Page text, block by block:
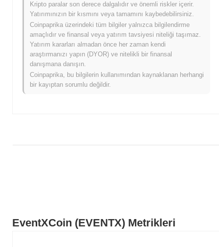
EventXCoin (EVENTX) Metrikleri
EventXCoin şu anda ATH'sinin ~5.36% altında işlem görüyor .
EventXCoin, daha geniş kripto piyasasıyla
karşılaştırıldığında nasıl performans gösteriyor?
Son 7 günde EventXCoin0.00%kazandı, genel kripto
piyasasından 0.42%düşüş kaydeden daha iyi performans
gösterdi. Bu, daha geniş piyasa momentumuna göre EVENTX'ün
fiyat hareketinde güçlü performans gösterdiğini belirtir.
Kripto paralar son derece dalgalıdır ve önemli riskler içerir.
Yatırımınızın bir kısmını veya tamamını kaybedebilirsiniz.
Coinpaprika üzerindeki tüm bilgiler yalnızca bilgilendirme
amaçlıdır ve finansal veya yatırım tavsiyesi niteliği taşımaz.
Yatırım kararları almadan önce her zaman kendi
araştırmanızı yapın (DYOR) ve nitelikli bir finansal
danışmana danışın.
Coinpaprika, bu bilgilerin kullanımından kaynaklanan herhangi
bir kayıptan sorumlu değildir.